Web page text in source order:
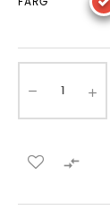
